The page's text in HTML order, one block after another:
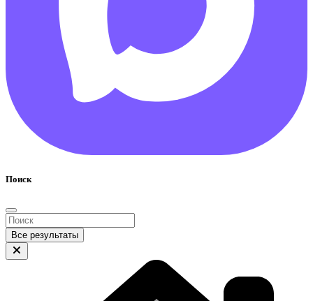
Поиск
Все результаты